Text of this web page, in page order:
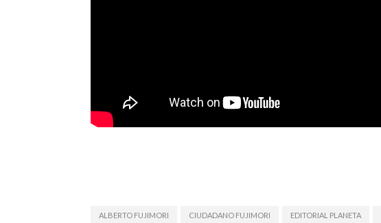
ALBERTO FUJIMORI CIUDADANO FUJIMORI EDITORIAL PLANETA